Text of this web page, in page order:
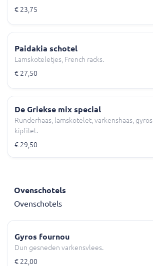
€ 23,75
Paidakia schotel
Lamskoteletjes, French racks.
€ 27,50
De Griekse mix special
Runderhaas, lamskotelet, varkenshaas, gyros,
kipfilet.
€ 29,50
Ovenschotels
Ovenschotels
Gyros fournou
Dun gesneden varkensvlees.
€ 22,00